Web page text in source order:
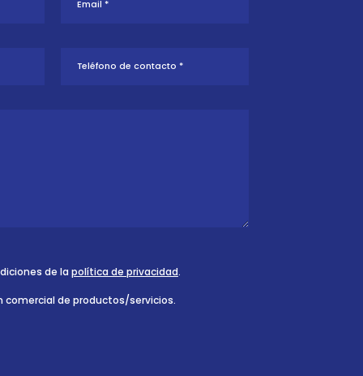
de la política de privacidad.
comercial de productos/servicios.